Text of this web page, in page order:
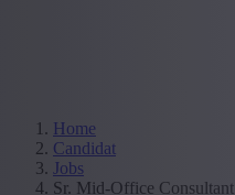
Home
Candidat
Jobs
Sr. Mid-Office Consultant